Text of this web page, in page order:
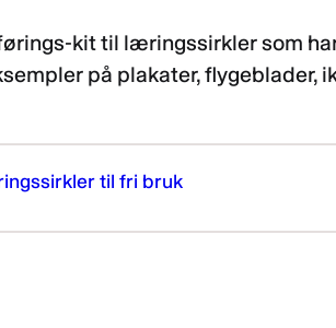
kit til læringssirkler som
på plakater, flygeblader,
til fri bruk